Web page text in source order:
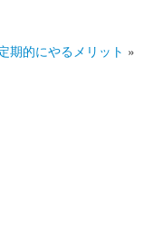
期的にやるメリット »